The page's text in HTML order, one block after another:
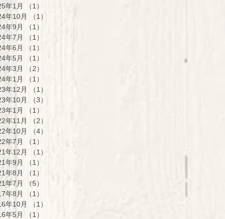
年1月
（1）
年10月
（1）
年9月
（1）
年7月
（1）
年6月
（1）
年5月
（1）
年3月
（2）
年1月
（1）
年12月
（1）
年10月
（3）
年1月
（1）
年11月
（2）
年10月
（4）
年7月
（1）
年12月
（1）
年9月
（1）
年8月
（1）
年7月
（5）
年8月
（1）
年10月
（1）
年5月
（1）